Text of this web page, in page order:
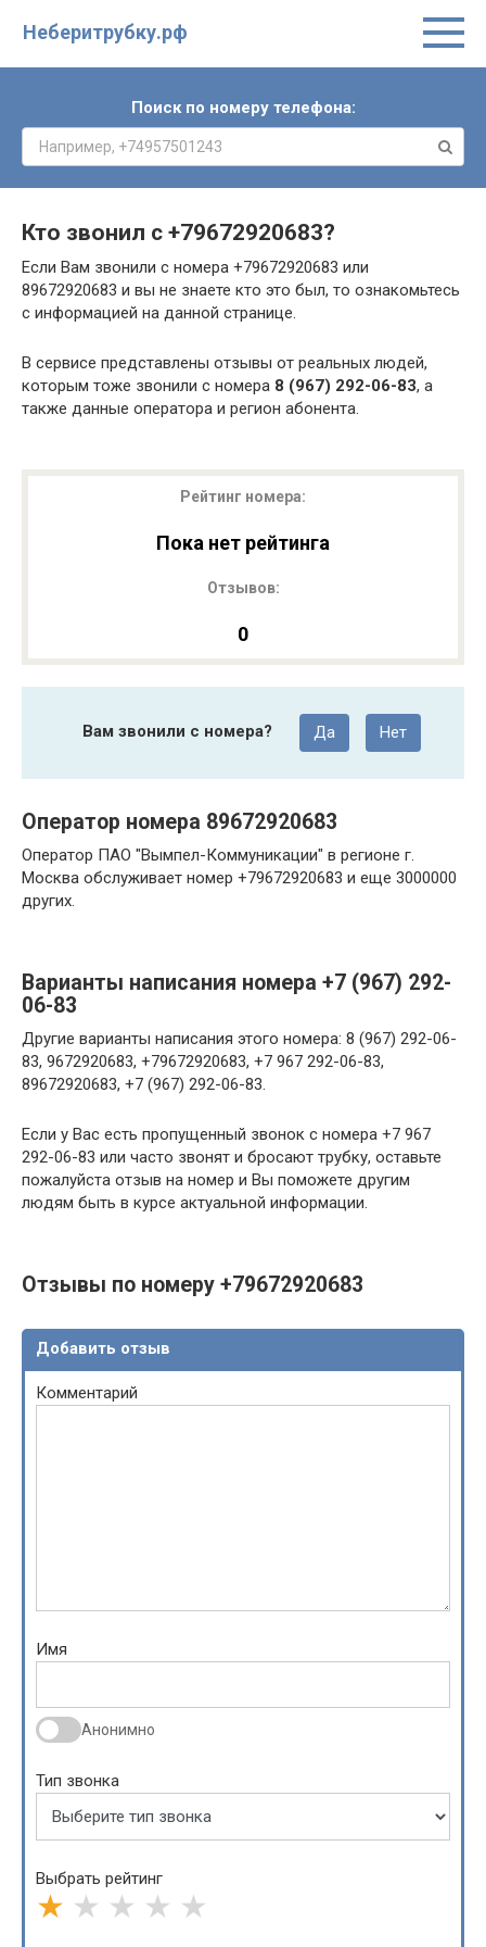
Неберитрубку.рф
Поиск по номеру телефона:
Кто звонил с +79672920683?
Если Вам звонили с номера +79672920683 или
89672920683 и вы не знаете кто это был, то ознакомьтесь
с информацией на данной странице.
В сервисе представлены отзывы от реальных людей,
которым тоже звонили с номера 8 (967) 292-06-83, а
также данные оператора и регион абонента.
Рейтинг номера:
Пока нет рейтинга
Отзывов:
0
Вам звонили с номера? Да Нет
Оператор номера 89672920683
Оператор ПАО "Вымпел-Коммуникации" в регионе г.
Москва обслуживает номер +79672920683 и еще 3000000
других.
Варианты написания номера +7 (967) 292-
06-83
Другие варианты написания этого номера: 8 (967) 292-06-
83, 9672920683, +79672920683, +7 967 292-06-83,
89672920683, +7 (967) 292-06-83.
Если у Вас есть пропущенный звонок с номера +7 967
292-06-83 или часто звонят и бросают трубку, оставьте
пожалуйста отзыв на номер и Вы поможете другим
людям быть в курсе актуальной информации.
Отзывы по номеру +79672920683
Добавить отзыв
Комментарий
Имя
Анонимно
Тип звонка
Выбрать рейтинг
★ ★ ★ ★ ★